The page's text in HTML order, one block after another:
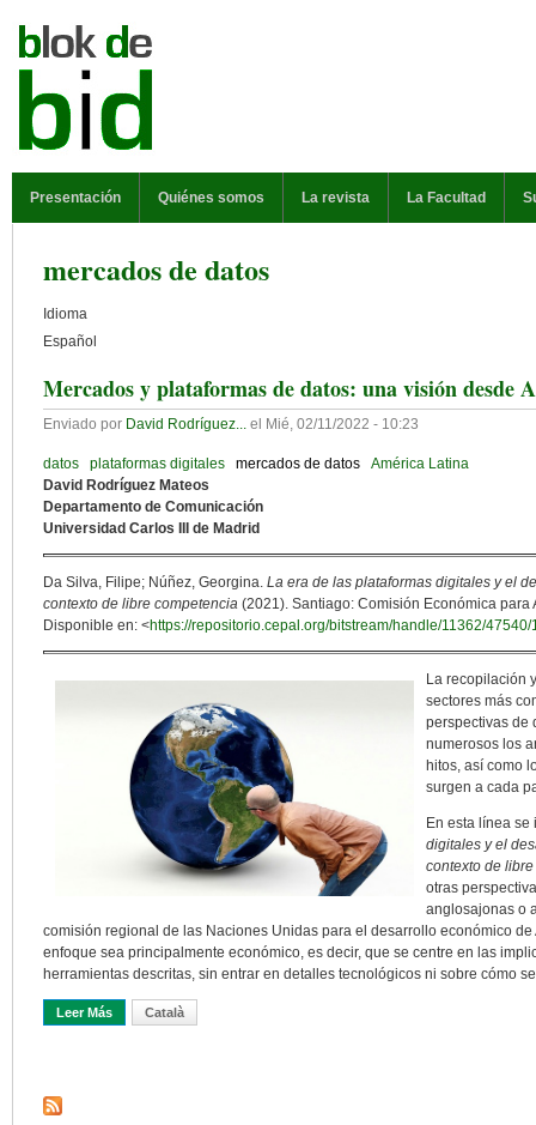
Presentación Quiénes somos La revista La Facultad
mercados de datos
Idioma
Español
Mercados y plataformas de datos: una visión desde
Enviado por David Rodríguez... el Mié, 02/11/2022 - 10:23
datos plataformas digitales mercados de datos
América Latina
David Rodríguez Mateos
Departamento de Comunicación
Universidad Carlos III de Madrid
Da Silva, Filipe; Núñez, Georgina. La era de las plataformas digitales y el
contexto de libre competencia (2021). Santiago: Comisión Económica
Disponible en: <https://repositorio.cepal.org/bitstream/handle/11362/
La recopilación
sectores más
perspectivas de
numerosos los
hitos, así como
surgen a cada
En esta línea
digitales y el
contexto de
otras
anglosajonas o
comisión regional de las Naciones Unidas para el desarrollo económico
enfoque sea principalmente económico, es decir, que se centre en las
herramientas descritas, sin entrar en detalles tecnológicos ni sobre cómo
Leer Más Sobre Mercados Y Plataformas De Datos: Una Visión Desde
Català